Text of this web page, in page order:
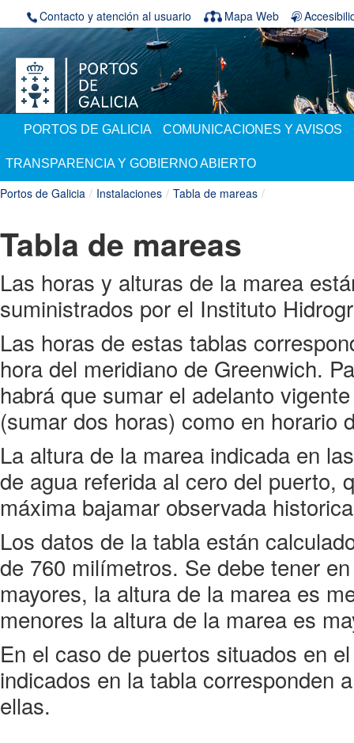
Saltar al contenido
Contacto y atención al usuario Mapa Web
PORTOS DE GALICIA COMUNICACIONES Y AVISOS
TRANSPARENCIA Y GOBIERNO ABIERTO
Portos de Galicia / Instalaciones / Tabla de mareas /
Tabla de mareas
Las horas y alturas de la marea
suministrados por el Instituto
Las horas de estas tablas
hora del meridiano de Greenwich.
habrá que sumar el adelanto
(sumar dos horas) como en horario
La altura de la marea indicada en
de agua referida al cero del puerto,
máxima bajamar observada
Los datos de la tabla están
de 760 milímetros. Se debe tener
mayores, la altura de la marea es
menores la altura de la marea es
En el caso de puertos situados en
indicados en la tabla corresponden
ellas.